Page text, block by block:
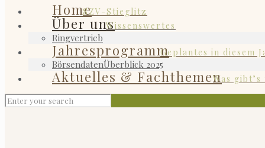
HomeSZV-Stieglitz
Über unsWissenswertes
Ringvertrieb
JahresprogrammGeplantes in diesem
BörsendatenÜberblick 2025
Aktuelles & FachthemenWas gibt’s